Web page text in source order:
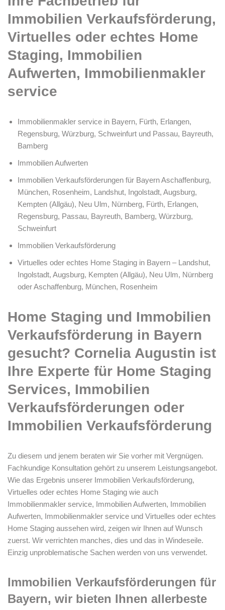
Immobilien Verkaufsförderung,
Virtuelles oder echtes Home
Staging, Immobilien
Aufwerten, Immobilienmakler
service
Immobilienmakler service in Bayern, Fürth, Erlangen,
Regensburg, Würzburg, Schweinfurt und Passau, Bayreuth,
Bamberg
Immobilien Aufwerten
Immobilien Verkaufsförderungen für Bayern Aschaffenburg,
München, Rosenheim, Landshut, Ingolstadt, Augsburg,
Kempten (Allgäu), Neu Ulm, Nürnberg, Fürth, Erlangen,
Regensburg, Passau, Bayreuth, Bamberg, Würzburg,
Schweinfurt
Immobilien Verkaufsförderung
Virtuelles oder echtes Home Staging in Bayern – Landshut,
Ingolstadt, Augsburg, Kempten (Allgäu), Neu Ulm, Nürnberg
oder Aschaffenburg, München, Rosenheim
Home Staging und Immobilien
Verkaufsförderung in Bayern
gesucht? Cornelia Augustin ist
Ihre Experte für Home Staging
Services, Immobilien
Verkaufsförderungen oder
Immobilien Verkaufsförderung
Zu diesem und jenem beraten wir Sie vorher mit Vergnügen.
Fachkundige Konsultation gehört zu unserem Leistungsangebot.
Wie das Ergebnis unserer Immobilien Verkaufsförderung,
Virtuelles oder echtes Home Staging wie auch
Immobilienmakler service, Immobilien Aufwerten, Immobilien
Aufwerten, Immobilienmakler service und Virtuelles oder echtes
Home Staging aussehen wird, zeigen wir Ihnen auf Wunsch
zuerst. Wir verrichten manches, dies und das in Windeseile.
Einzig unproblematische Sachen werden von uns verwendet.
Immobilien Verkaufsförderungen für
Bayern, wir bieten Ihnen allerbeste